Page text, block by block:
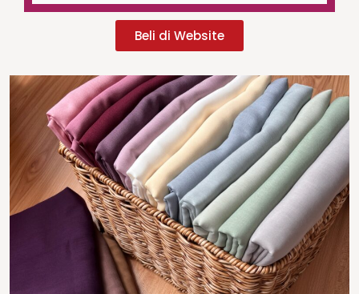
Beli di Website